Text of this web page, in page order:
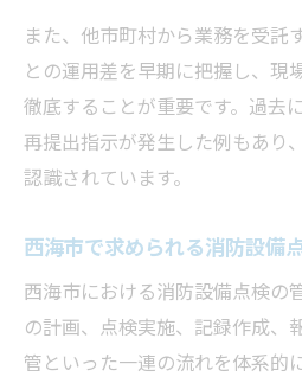
また、他市町村から業務を受託
との運用差を早期に把握し、現
徹底することが重要です。過去
再提出指示が発生した例もあり
認識されています。
西海市で求められる消防設備
西海市における消防設備点検の
の計画、点検実施、記録作成、
管といった一連の流れを体系的